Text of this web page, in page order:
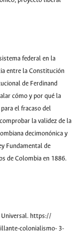
federal en la
entre la Constitución
de Ferdinand
cómo y por qué la
el fracaso del
la validez de la
decimonónica y
Fundamental de
de Colombia en 1886.
Universal. https://
colonialismo- 3-